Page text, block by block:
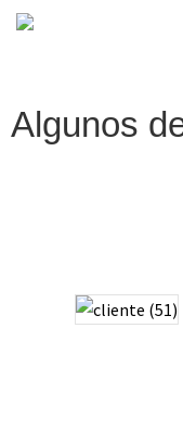
Algunos